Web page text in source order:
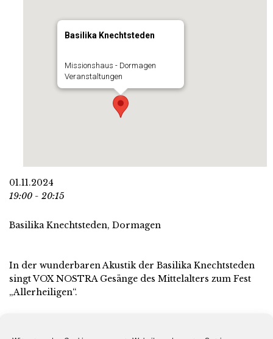
Basilika Knechtsteden
Missionshaus - Dormagen
Veranstaltungen
01.11.2024
19:00 - 20:15
Basilika Knechtsteden, Dormagen
In der wunderbaren Akustik der Basilika Knechtsteden
singt VOX NOSTRA Gesänge des Mittelalters zum Fest
„Allerheiligen“.